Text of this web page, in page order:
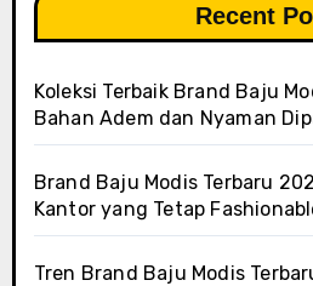
Recent
Koleksi Terbaik Brand Baju
Bahan Adem dan Nyaman
Brand Baju Modis Terbaru
Kantor yang Tetap
Tren Brand Baju Modis